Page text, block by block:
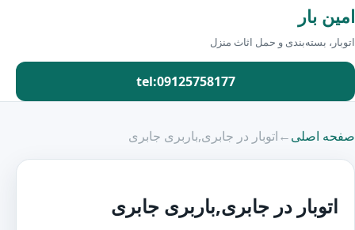
امین بار
اتوبار، بسته‌بندی و حمل اثاث منزل
tel:09125758177
صفحه اصلی←اتوبار در جابری,باربری جابری
اتوبار در جابری,باربری جابری